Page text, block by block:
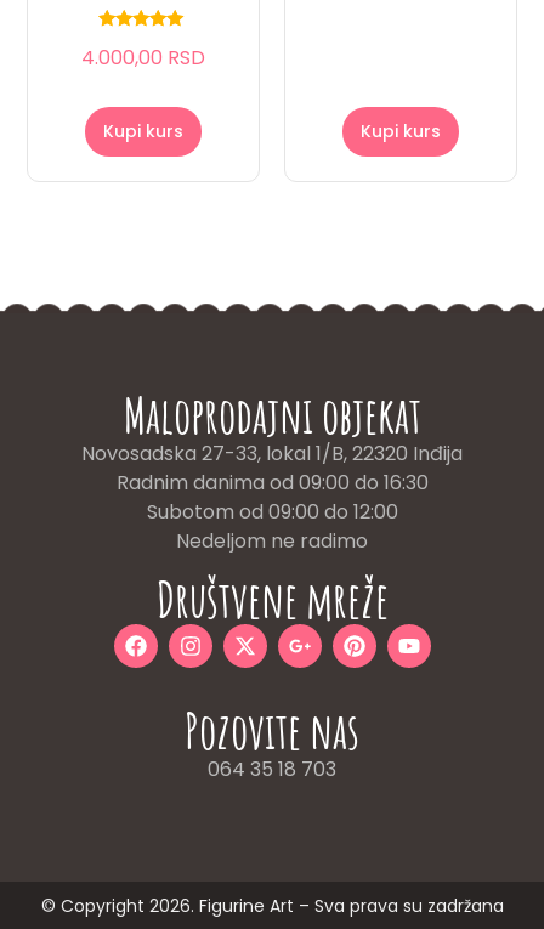
sa
4.000,00 RSD
Kupi kurs Kupi kurs
Maloprodajni objekat
Novosadska 27-33, lokal 1/B, 22320 Inđija
Radnim danima od 09:00 do 16:30
Subotom od 09:00 do 12:00
Nedeljom ne radimo
Društvene mreže
Pozovite nas
064 35 18 703
© Copyright 2026. Figurine Art – Sva prava su zadržana